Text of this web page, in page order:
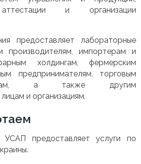
аттестации и организации
предоставляет лабораторные
производителям, импортерам и
холдингам, фермерским
предпринимателям, торговым
а также другим
и организациям.
УСАП предоставляет услуги по